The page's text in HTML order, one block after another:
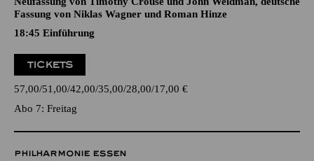
Abo 7: Freitag
PHILHARMONIE ESSEN
Samstag
17.04.2027